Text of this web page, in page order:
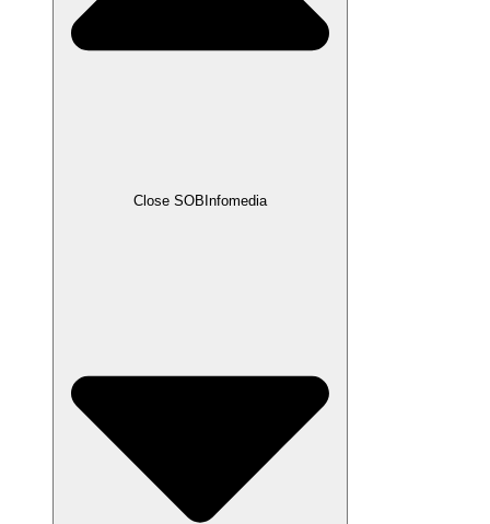
Close SOBInfomedia